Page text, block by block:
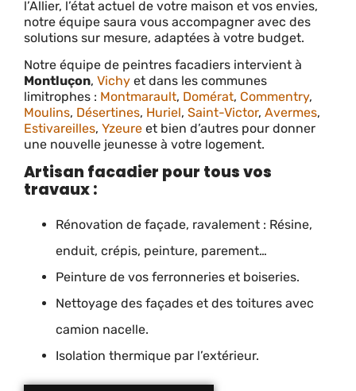
l’Allier, l’état actuel de votre maison et vos envies,
notre équipe saura vous accompagner avec des
solutions sur mesure, adaptées à votre budget.
Notre équipe de peintres facadiers intervient à
Montluçon, Vichy et dans les communes
limitrophes : Montmarault, Domérat, Commentry,
Moulins, Désertines, Huriel, Saint-Victor, Avermes,
Estivareilles, Yzeure et bien d’autres pour donner
une nouvelle jeunesse à votre logement.
Artisan facadier pour tous vos
travaux :
Rénovation de façade, ravalement : Résine,
enduit, crépis, peinture, parement…
Peinture de vos ferronneries et boiseries.
Nettoyage des façades et des toitures avec
camion nacelle.
Isolation thermique par l’extérieur.